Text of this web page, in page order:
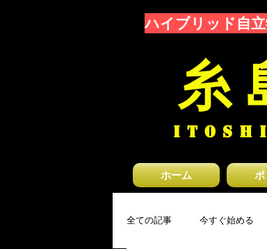
ハイブリッド自
糸
ホーム
全ての記事 今すぐ始める